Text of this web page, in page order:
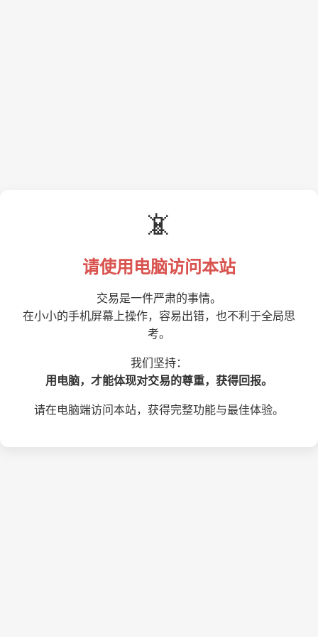
📵
请使用电脑访问本站
交易是一件严肃的事情。
在小小的手机屏幕上操作，容易出错，也不利于全局思
考。
我们坚持：
用电脑，才能体现对交易的尊重，获得回报。
请在电脑端访问本站，获得完整功能与最佳体验。